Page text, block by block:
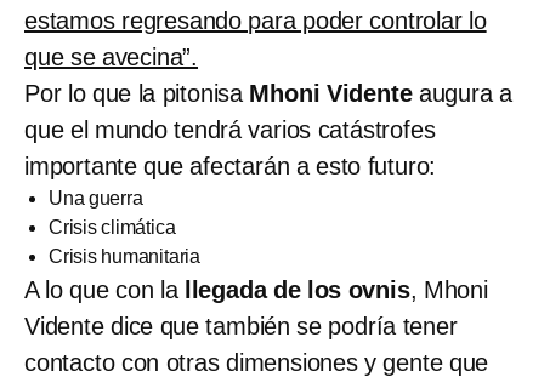
estamos regresando para poder controlar lo
que se avecina”.
Por lo que la pitonisa Mhoni Vidente augura a
que el mundo tendrá varios catástrofes
importante que afectarán a esto futuro:
Una guerra
Crisis climática
Crisis humanitaria
A lo que con lallegada de los ovnis, Mhoni
Vidente dice que también se podría tener
contacto con otras dimensiones y gente que